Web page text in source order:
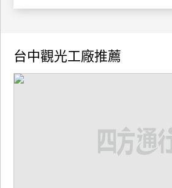
飯
作
台中觀光工廠推薦